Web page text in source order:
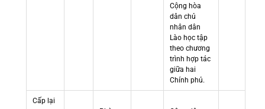
Cộng hòa
dân chủ
nhân dân
Lào học tập
theo chương
trình hợp tác
giữa hai
Chính phủ.
Cấp lại